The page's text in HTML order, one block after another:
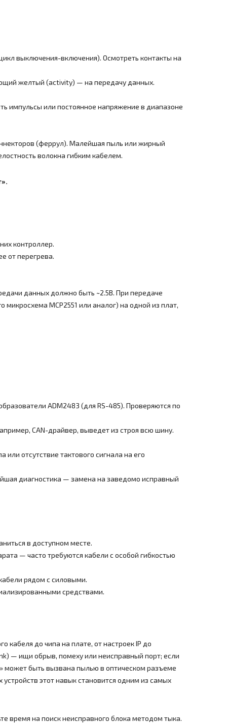
выключения-включения). Осмотреть контакты на
желтый (activity) — на передачу данных.
импульсы или постоянное напряжение в диапазоне
(феррул). Малейшая пыль или жирный
волокна гибким кабелем.
контроллер.
от перегрева.
данных должно быть ~2.5В. При передаче
MCP2551 или аналог) на одной из плат,
ADM2483 (для RS-485). Проверяются по
CAN-драйвер, выведет из строя всю шину.
отсутствие тактового сигнала на его
диагностика — замена на заведомо исправный
в доступном месте.
— часто требуются кабели с особой гибкостью
рядом с силовыми.
средствами.
кабеля до чипа на плате, от настроек IP до
— ищи обрыв, помеху или неисправный порт; если
может быть вызвана пылью в оптическом разъеме
этот навык становится одним из самых
время на поиск неисправного блока методом тыка.